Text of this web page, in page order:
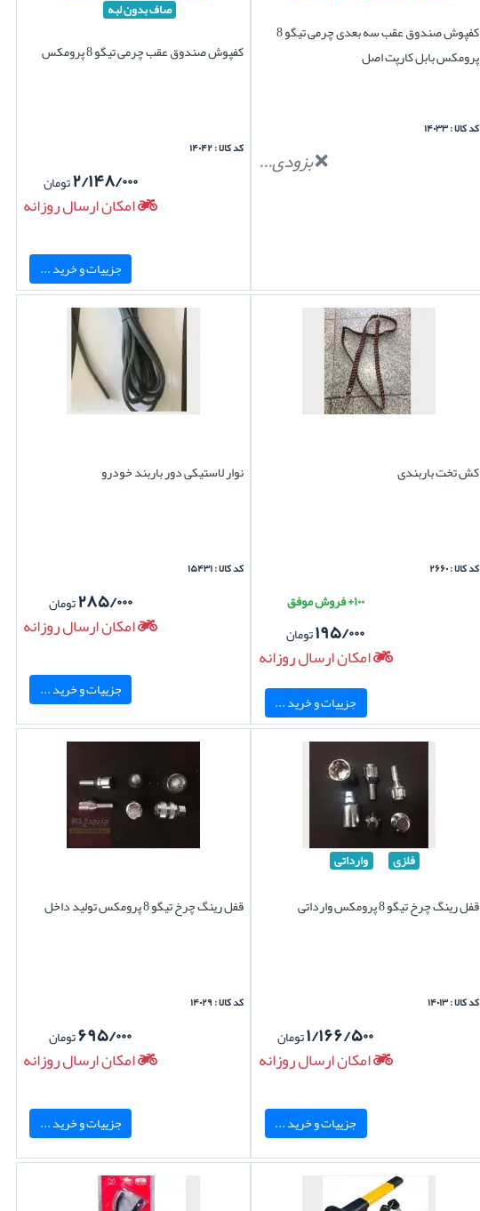
کفپوش صندوق عقب سه بعدی چرمی تیگو 8
پرومکس بابل کارپت اصل
کد کالا : ۱۴۰۳۳
بزودی...
صاف بدون لبه
کفپوش صندوق عقب چرمی تیگو 8 پرومکس
کد کالا : ۱۴۰۴۲
۲/۱۴۸/۰۰۰تومان
امکان ارسال روزانه
جزییات و خرید ...
کش تخت باربندی
کد کالا : ۲۶۶۰
۱۰۰+ فروش موفق
۱۹۵/۰۰۰تومان
امکان ارسال روزانه
جزییات و خرید ...
نوار لاستیکی دور باربند خودرو
کد کالا : ۱۵۴۳۱
۲۸۵/۰۰۰تومان
امکان ارسال روزانه
جزییات و خرید ...
فلزی وارداتی
قفل رینگ چرخ تیگو 8 پرومکس وارداتی
کد کالا : ۱۴۰۱۳
۱/۱۶۶/۵۰۰تومان
امکان ارسال روزانه
جزییات و خرید ...
قفل رینگ چرخ تیگو 8 پرومکس تولید داخل
کد کالا : ۱۴۰۲۹
۶۹۵/۰۰۰تومان
امکان ارسال روزانه
جزییات و خرید ...